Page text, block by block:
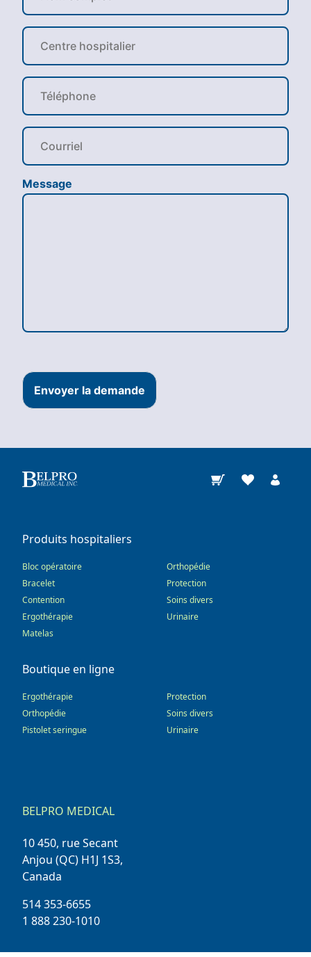
Message
Envoyer la demande
Produits hospitaliers
Bloc opératoire
Bracelet
Contention
Ergothérapie
Matelas
Orthopédie
Protection
Soins divers
Urinaire
Boutique en ligne
Ergothérapie
Orthopédie
Pistolet seringue
Protection
Soins divers
Urinaire
BELPRO MEDICAL
10 450, rue Secant
Anjou (QC) H1J 1S3,
Canada
514 353-6655
1 888 230-1010